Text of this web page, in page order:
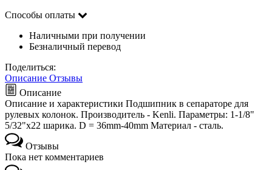
Способы оплаты
Наличными при получении
Безналичный перевод
Поделиться:
Описание Отзывы
Описание
Описание и характеристики Подшипник в сепараторе для
рулевых колонок. Производитель - Kenli. Параметры: 1-1/8"
5/32"х22 шарика. D = 36mm-40mm Материал - сталь.
Отзывы
Пока нет комментариев